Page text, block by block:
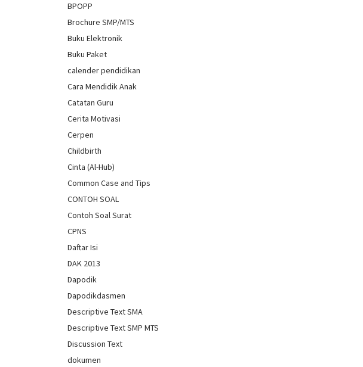
BPOPP
Brochure SMP/MTS
Buku Elektronik
Buku Paket
calender pendidikan
Cara Mendidik Anak
Catatan Guru
Cerita Motivasi
Cerpen
Childbirth
Cinta (Al-Hub)
Common Case and Tips
CONTOH SOAL
Contoh Soal Surat
CPNS
Daftar Isi
DAK 2013
Dapodik
Dapodikdasmen
Descriptive Text SMA
Descriptive Text SMP MTS
Discussion Text
dokumen